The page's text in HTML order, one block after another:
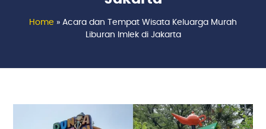
Home » Acara dan Tempat Wisata Keluarga Murah
Liburan Imlek di Jakarta